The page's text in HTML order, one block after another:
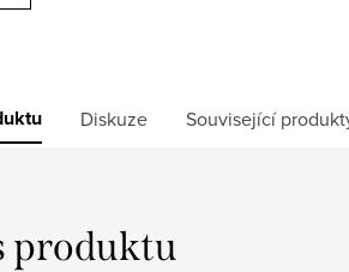
Diskuze Související
produktu